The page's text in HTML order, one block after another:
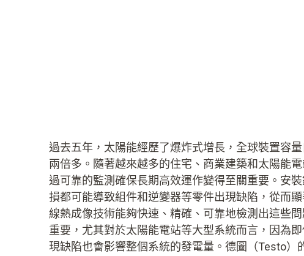
過去五年，太陽能經歷了爆炸式增長，全球裝置容
兩倍多。隨著越來越多的住宅、商業建築和太陽能
過可靠的監測確保長期高效運作變得至關重要。安
損都可能導致組件和逆變器等零件出現缺陷，從而
線熱成像技術能夠快速、精確、可靠地檢測出這些
重要，尤其對於太陽能電站等大型系統而言，因為
現缺陷也會影響整個系統的發電量。德圖（Testo）